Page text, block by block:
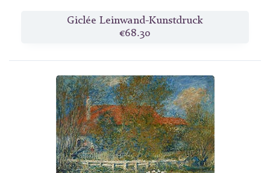
Giclée Leinwand-Kunstdruck
€68.30